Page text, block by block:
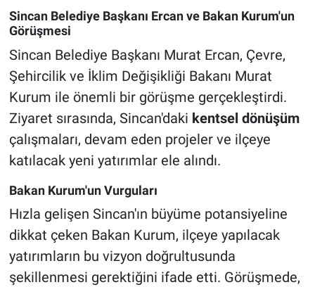
Sincan Belediye Başkanı Ercan ve Bakan Kurum'un
Görüşmesi
Sincan Belediye Başkanı Murat Ercan, Çevre,
Şehircilik ve İklim Değişikliği Bakanı Murat
Kurum ile önemli bir görüşme gerçekleştirdi.
Ziyaret sırasında, Sincan'daki kentsel dönüşüm
çalışmaları, devam eden projeler ve ilçeye
katılacak yeni yatırımlar ele alındı.
Bakan Kurum'un Vurguları
Hızla gelişen Sincan'ın büyüme potansiyeline
dikkat çeken Bakan Kurum, ilçeye yapılacak
yatırımların bu vizyon doğrultusunda
şekillenmesi gerektiğini ifade etti. Görüşmede,